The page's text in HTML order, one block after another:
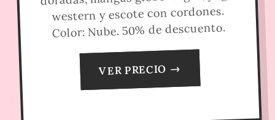
western y escote con cordones.
Color: Nube. 50% de descuento.
VER PRECIO →